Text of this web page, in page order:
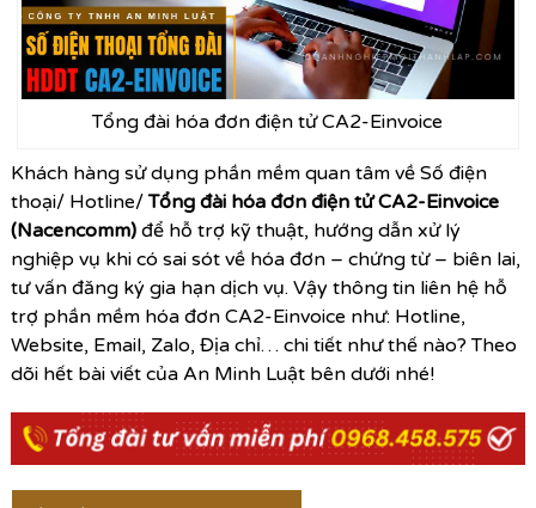
Tổng đài hóa đơn điện tử CA2-Einvoice
Khách hàng sử dụng phần mềm quan tâm về Số điện
thoại/ Hotline/Tổng đài hóa đơn điện tử CA2-Einvoice
(Nacencomm)để hỗ trợ kỹ thuật, hướng dẫn xử lý
nghiệp vụ khi có sai sót về hóa đơn – chứng từ – biên lai,
tư vấn đăng ký gia hạn dịch vụ. Vậy thông tin liên hệ hỗ
trợ phần mềm hóa đơn CA2-Einvoice như: Hotline,
Website, Email, Zalo, Địa chỉ… chi tiết như thế nào? Theo
dõi hết bài viết của An Minh Luật bên dưới nhé!